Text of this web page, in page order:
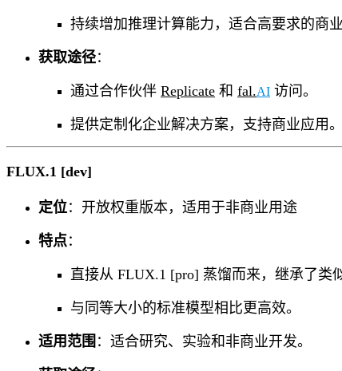
持续增加推理计算能力，适合高要求的商业
获取途径：
通过合作伙伴 Replicate 和 fal.AI 访问。
提供定制化企业解决方案，支持商业应用。
FLUX.1 [dev]
定位：开放权重版本，适用于非商业用途
特点：
直接从 FLUX.1 [pro] 蒸馏而来，继承了类
与同等大小的标准模型相比更高效。
适用范围 ：适合研究、实验和非商业开发。